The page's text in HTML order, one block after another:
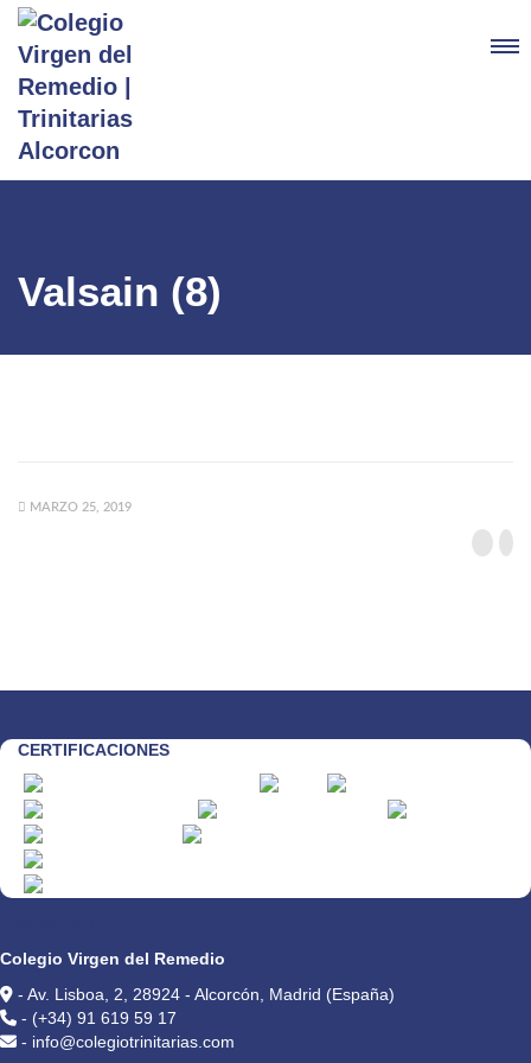
Valsain (8)
MARZO 25, 2019
CERTIFICACIONES
Colegio Virgen del Remedio
- Av. Lisboa, 2, 28924 - Alcorcón, Madrid (España)
- (+34) 91 619 59 17
- info@colegiotrinitarias.com